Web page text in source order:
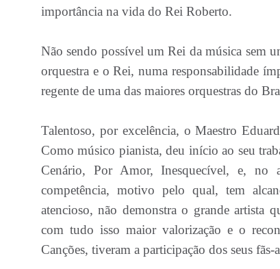
importância na vida do Rei Roberto.
Não sendo possível um Rei da música sem
orquestra e o Rei, numa responsabilidade
regente de uma das maiores orquestras do
Talentoso, por excelência, o Maestro
Como músico pianista, deu início ao seu
Cenário, Por Amor, Inesquecível, e, no
competência, motivo pelo qual, tem
atencioso, não demonstra o grande artista
com tudo isso maior valorização e o
Canções, tiveram a participação dos seus